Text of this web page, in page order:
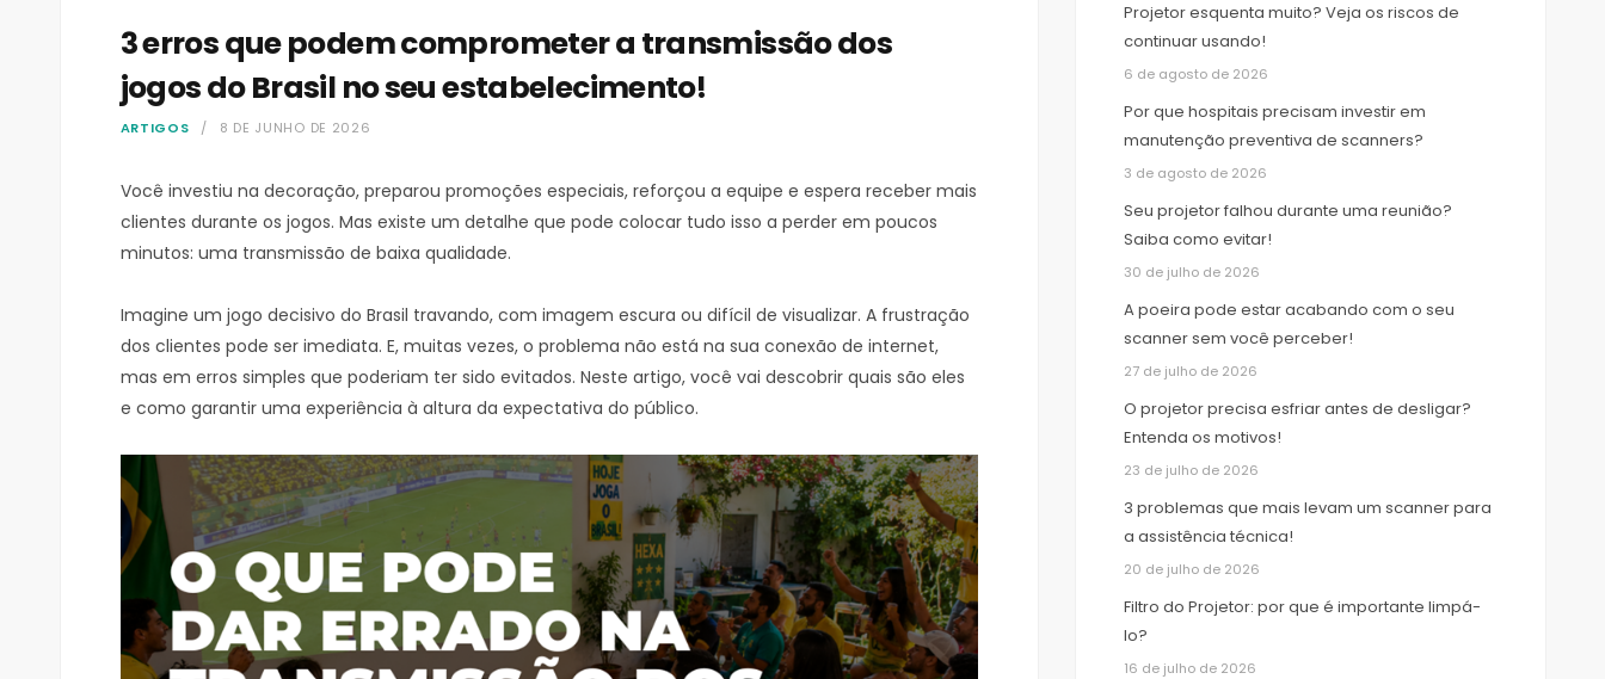
3 erros que podem comprometer a transmissão dos
jogos do Brasil no seu estabelecimento!
ARTIGOS 8 DE JUNHO DE 2026
Você investiu na decoração, preparou promoções especiais, reforçou a equipe e espera receber mais
clientes durante os jogos. Mas existe um detalhe que pode colocar tudo isso a perder em poucos
minutos: uma transmissão de baixa qualidade.
Imagine um jogo decisivo do Brasil travando, com imagem escura ou difícil de visualizar. A frustração
dos clientes pode ser imediata. E, muitas vezes, o problema não está na sua conexão de internet,
mas em erros simples que poderiam ter sido evitados. Neste artigo, você vai descobrir quais são eles
e como garantir uma experiência à altura da expectativa do público.
Projetor esquenta muito? Veja os riscos de
continuar usando!
6 de agosto de 2026
Por que hospitais precisam investir em
manutenção preventiva de scanners?
3 de agosto de 2026
Seu projetor falhou durante uma reunião?
Saiba como evitar!
30 de julho de 2026
A poeira pode estar acabando com o seu
scanner sem você perceber!
27 de julho de 2026
O projetor precisa esfriar antes de desligar?
Entenda os motivos!
23 de julho de 2026
3 problemas que mais levam um scanner para
a assistência técnica!
20 de julho de 2026
Filtro do Projetor: por que é importante limpá-
lo?
16 de julho de 2026